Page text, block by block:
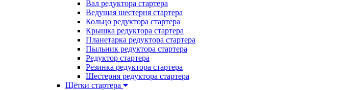
Вал редуктора стартера
Ведущая шестерня стартера
Кольцо редуктора стартера
Крышка редуктора стартера
Планетарка редуктора стартера
Пыльник редуктора стартера
Редуктор стартера
Резинка редуктора стартера
Шестерня редуктора стартера
Щётки стартера